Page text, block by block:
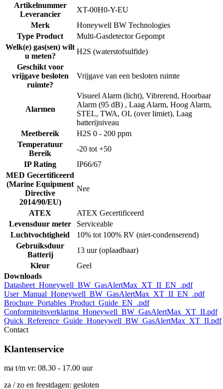
Artikelnummer
Leverancier
XT-00H0-Y-EU
Merk
Honeywell BW Technologies
Type Product
Multi-Gasdetector Gepompt
Welk(e) gas(sen) wilt
u meten?
H2S (waterstofsulfide)
Geschikt voor
vrijgave besloten
ruimte?
Vrijgave van een besloten ruimte
Alarmen
Visueel Alarm (licht), Vibrerend, Hoorbaar
Alarm (95 dB) , Laag Alarm, Hoog Alarm,
STEL, TWA, OL (over limiet), Laag
batterijniveau
Meetbereik
H2S 0 - 200 ppm
Temperatuur
Bereik
-20 tot +50
IP Rating
IP66/67
MED Gecertificeerd
(Marine Equipment
Directive
2014/90/EU)
Nee
ATEX
ATEX Gecertificeerd
Levensduur meter
Serviceable
Luchtvochtigheid
10% tot 100% RV (niet-condenserend)
Gebruiksduur
Batterij
13 uur (oplaadbaar)
Kleur
Geel
Downloads
Datasheet_Honeywell_BW_GasAlertMax_XT_II_EN_.pdf
User_Manual_Honeywell_BW_GasAlertMax_XT_II_EN_.pdf
Brochure_Portables_Product_Guide_EN_.pdf
Conformiteitsverklaring_Honeywell_BW_GasAlertMax_XT_II.pdf
Quick_Reference_Guide_Honeywell_BW_GasAlertMax_XT_II.pdf
Contact
Klantenservice
ma t/m vr: 08.30 - 17.00 uur
za / zo en feestdagen: gesloten